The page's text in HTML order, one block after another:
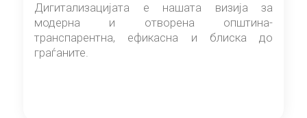
Дигитализацијата е нашата визија за
модерна и отворена општина-
транспарентна, ефикасна и блиска до
граѓаните.